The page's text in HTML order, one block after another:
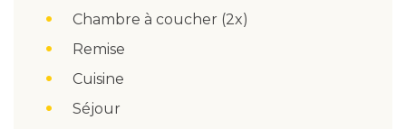
Chambre à coucher (2x)
Remise
Cuisine
Séjour